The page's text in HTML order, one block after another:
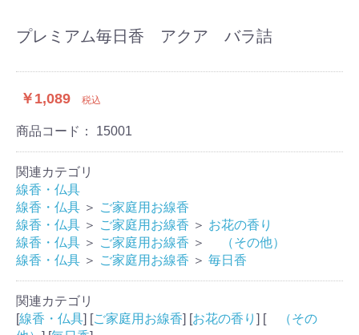
プレミアム毎日香 アクア バラ詰
￥1,089 税込
商品コード： 15001
関連カテゴリ
線香・仏具
線香・仏具 ＞ ご家庭用お線香
線香・仏具 ＞ ご家庭用お線香 ＞ お花の香り
線香・仏具 ＞ ご家庭用お線香 ＞
（その他）
線香・仏具 ＞ ご家庭用お線香 ＞ 毎日香
関連カテゴリ
[線香・仏具] [ご家庭用お線香] [お花の香り ] [（その